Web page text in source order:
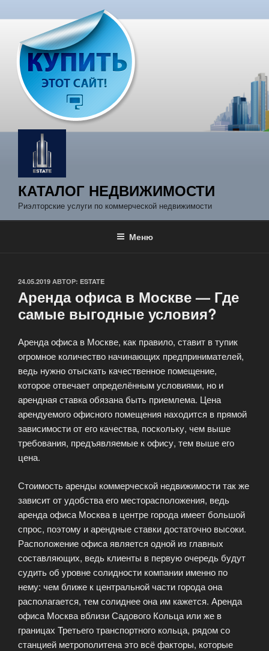
к
содержимому
КАТАЛОГ НЕДВИЖИМОСТИ
Риэлторские услуги по коммерческой недвижимости
Меню
ОПУБЛИКОВАНО
24.05.2019 АВТОР: ESTATE
Аренда офиса в Москве — Где
самые выгодные условия?
Аренда офиса в Москве, как правило, ставит в тупик
огромное количество начинающих предпринимателей,
ведь нужно отыскать качественное помещение,
которое отвечает определённым условиями, но и
арендная ставка обязана быть приемлема. Цена
арендуемого офисного помещения находится в прямой
зависимости от его качества, поскольку, чем выше
требования, предъявляемые к офису, тем выше его
цена.
Стоимость аренды коммерческой недвижимости так же
зависит от удобства его месторасположения, ведь
аренда офиса Москва в центре города имеет большой
спрос, поэтому и арендные ставки достаточно высоки.
Расположение офиса является одной из главных
составляющих, ведь клиенты в первую очередь будут
судить об уровне солидности компании именно по
нему: чем ближе к центральной части города она
располагается, тем солиднее она им кажется. Аренда
офиса Москва вблизи Садового Кольца или же в
границах Третьего транспортного кольца, рядом со
станцией метрополитена это всё факторы, которые